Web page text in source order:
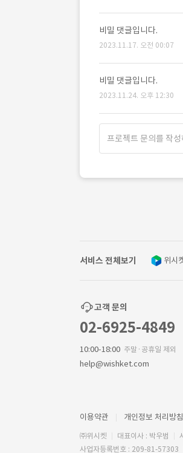
비밀 댓글입니다.
2023.11.17. 오전 00:07
비밀 댓글입니다.
2023.11.24. 오후 12:30
프로젝트 문의를 작성
서비스 전체보기 위시
고객 문의
02-6925-4849
10:00-18:00 주말·공휴일 제외
help@wishket.com
이용약관 개인정보 처리방침
㈜위시켓 대표이사 : 박우범
사업자등록번호 : 209-81-57303